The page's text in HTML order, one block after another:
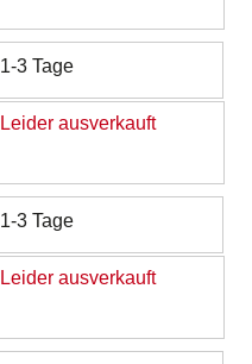
1-3 Tage
Leider ausverkauft
1-3 Tage
Leider ausverkauft